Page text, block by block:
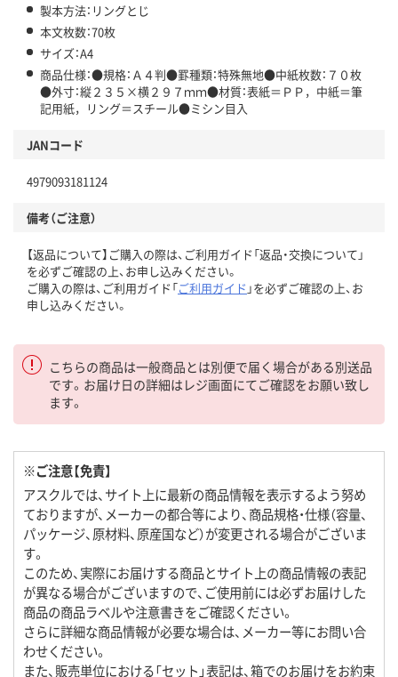
製本方法：リングとじ
本文枚数：70枚
サイズ：A4
商品仕様：●規格：Ａ４判●罫種類：特殊無地●中紙枚数：７０枚
●外寸：縦２３５×横２９７ｍｍ●材質：表紙＝ＰＰ，中紙＝筆
記用紙，リング＝スチール●ミシン目入
JANコード
4979093181124
備考（ご注意）
【返品について】ご購入の際は、ご利用ガイド「返品・交換について」
を必ずご確認の上、お申し込みください。
ご購入の際は、ご利用ガイド「ご利用ガイド 」を必ずご確認の上、お
申し込みください。
こちらの商品は一般商品とは別便で届く場合がある別送品
です。お届け日の詳細はレジ画面にてご確認をお願い致し
ます。
※ご注意【免責】
アスクルでは、サイト上に最新の商品情報を表示するよう努め
ておりますが、メーカーの都合等により、商品規格・仕様（容量、
パッケージ、原材料、原産国など）が変更される場合がございま
す。
このため、実際にお届けする商品とサイト上の商品情報の表記
が異なる場合がございますので、ご使用前には必ずお届けした
商品の商品ラベルや注意書きをご確認ください。
さらに詳細な商品情報が必要な場合は、メーカー等にお問い合
わせください。
また、販売単位における「セット」表記は、箱でのお届けをお約束